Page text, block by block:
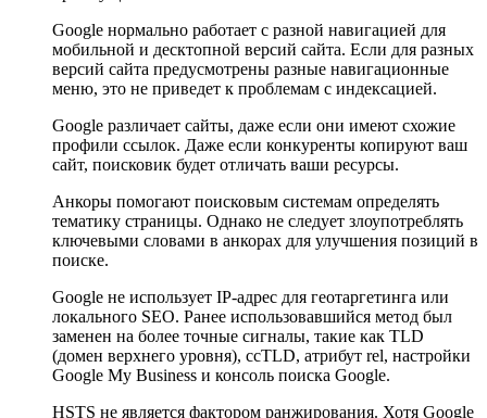
Google нормально работает с разной навигацией для
мобильной и десктопной версий сайта. Если для разных
версий сайта предусмотрены разные навигационные
меню, это не приведет к проблемам с индексацией.
Google различает сайты, даже если они имеют схожие
профили ссылок. Даже если конкуренты копируют ваш
сайт, поисковик будет отличать ваши ресурсы.
Анкоры помогают поисковым системам определять
тематику страницы. Однако не следует злоупотреблять
ключевыми словами в анкорах для улучшения позиций в
поиске.
Google не использует IP-адрес для геотаргетинга или
локального SEO. Ранее использовавшийся метод был
заменен на более точные сигналы, такие как TLD
(домен верхнего уровня), ccTLD, атрибут rel, настройки
Google My Business и консоль поиска Google.
HSTS не является фактором ранжирования. Хотя Google